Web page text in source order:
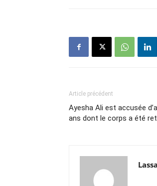
Article précédent
Ayesha Ali est accusée
ans dont le corps a été